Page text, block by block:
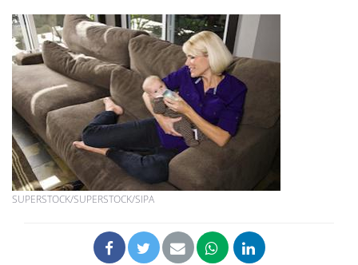
SUPERSTOCK/SUPERSTOCK/SIPA